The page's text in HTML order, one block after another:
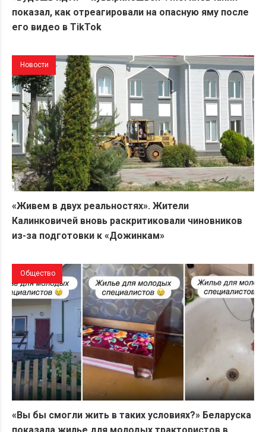
показал, как отреагировали на опасную яму после
его видео в TikTok
Новости
«Живем в двух реальностях». Жители
Калинковичей вновь раскритиковали чиновников
из-за подготовки к «Дожинкам»
Общество
«Вы бы смогли жить в таких условиях?» Беларуска